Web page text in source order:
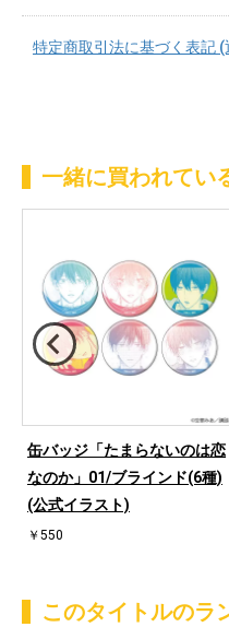
特定商取引法に基づく表記 (
一緒に買われてい
缶バッジ「たまらないのは恋
なのか」01/ブラインド(6種)
(公式イラスト)
￥550
このタイトルのラ